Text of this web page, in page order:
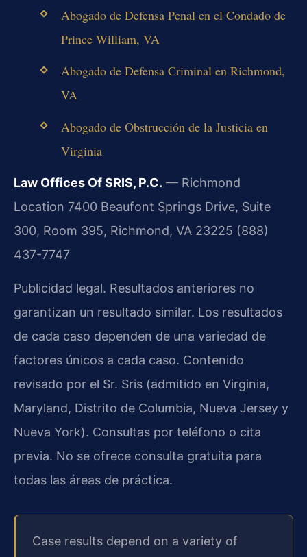
Abogado de Defensa Penal en el Condado de
Prince William, VA
Abogado de Defensa Criminal en Richmond,
VA
Abogado de Obstrucción de la Justicia en
Virginia
Law Offices Of SRIS, P.C. — Richmond
Location 7400 Beaufont Springs Drive, Suite
300, Room 395, Richmond, VA 23225 (888)
437-7747
Publicidad legal. Resultados anteriores no
garantizan un resultado similar. Los resultados
de cada caso dependen de una variedad de
factores únicos a cada caso. Contenido
revisado por el Sr. Sris (admitido en Virginia,
Maryland, Distrito de Columbia, Nueva Jersey y
Nueva York). Consultas por teléfono o cita
previa. No se ofrece consulta gratuita para
todas las áreas de práctica.
Case results depend on a variety of